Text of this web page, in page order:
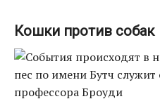
Кошки против собак